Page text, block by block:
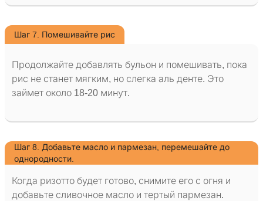
Шаг 7. Помешивайте рис
Продолжайте добавлять бульон и помешивать, пока
рис не станет мягким, но слегка аль денте. Это
займет около 18-20 минут.
Шаг 8. Добавьте масло и пармезан, перемешайте до
однородности.
Когда ризотто будет готово, снимите его с огня и
добавьте сливочное масло и тертый пармезан.